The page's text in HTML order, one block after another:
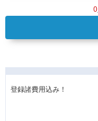
0
登録諸費用込み！